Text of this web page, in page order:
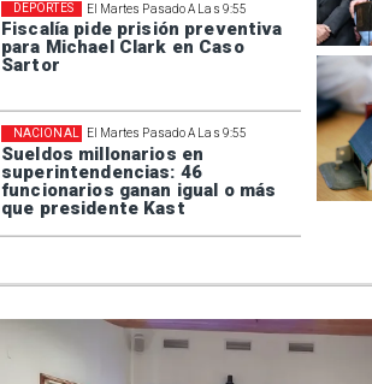
El Martes Pasado A Las 9:55
Fiscalía pide prisión preventiva
para Michael Clark en Caso
Sartor
DEPORTES
El Martes Pasado A Las 9:55
Sueldos millonarios en
superintendencias: 46
funcionarios ganan igual o más
que presidente Kast
NACIONAL